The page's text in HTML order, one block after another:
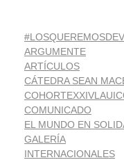
ARGUMENTE
ARTÍCULOS
CÁTEDRA SEAN
COMUNICADO
EL MUNDO EN
GALERÍA
INTERNACIONALES